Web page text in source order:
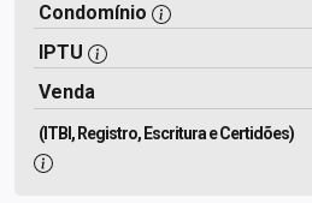
Condomínio
IPTU
Venda
(ITBI, Registro, Escritura e Certidões)